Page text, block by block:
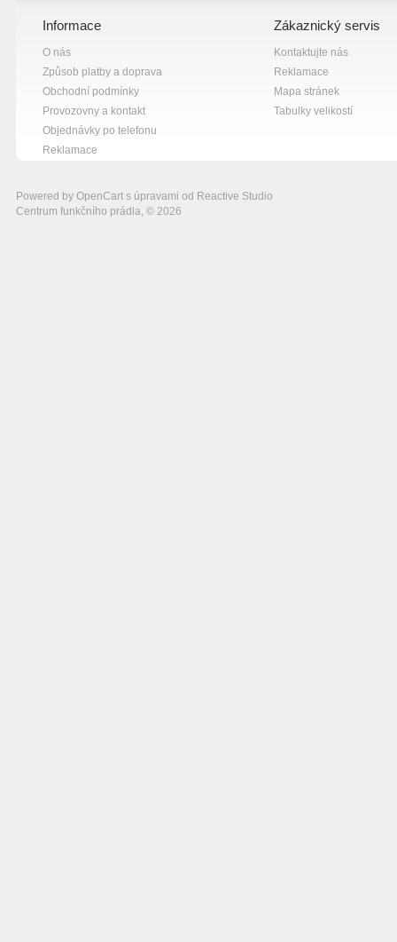
Informace
O nás
Způsob platby a doprava
Obchodní podmínky
Provozovny a kontakt
Objednávky po telefonu
Reklamace
Zákaznický servis
Kontaktujte nás
Reklamace
Mapa stránek
Tabulky velikostí
Powered by OpenCart s úpravami od Reactive Studio
Centrum funkčního prádla, © 2026